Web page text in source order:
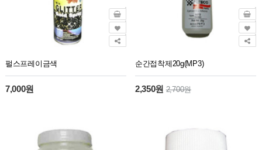
펄스프레이금색
7,000원
순간접착제20g(MP3)
2,350원2,700원